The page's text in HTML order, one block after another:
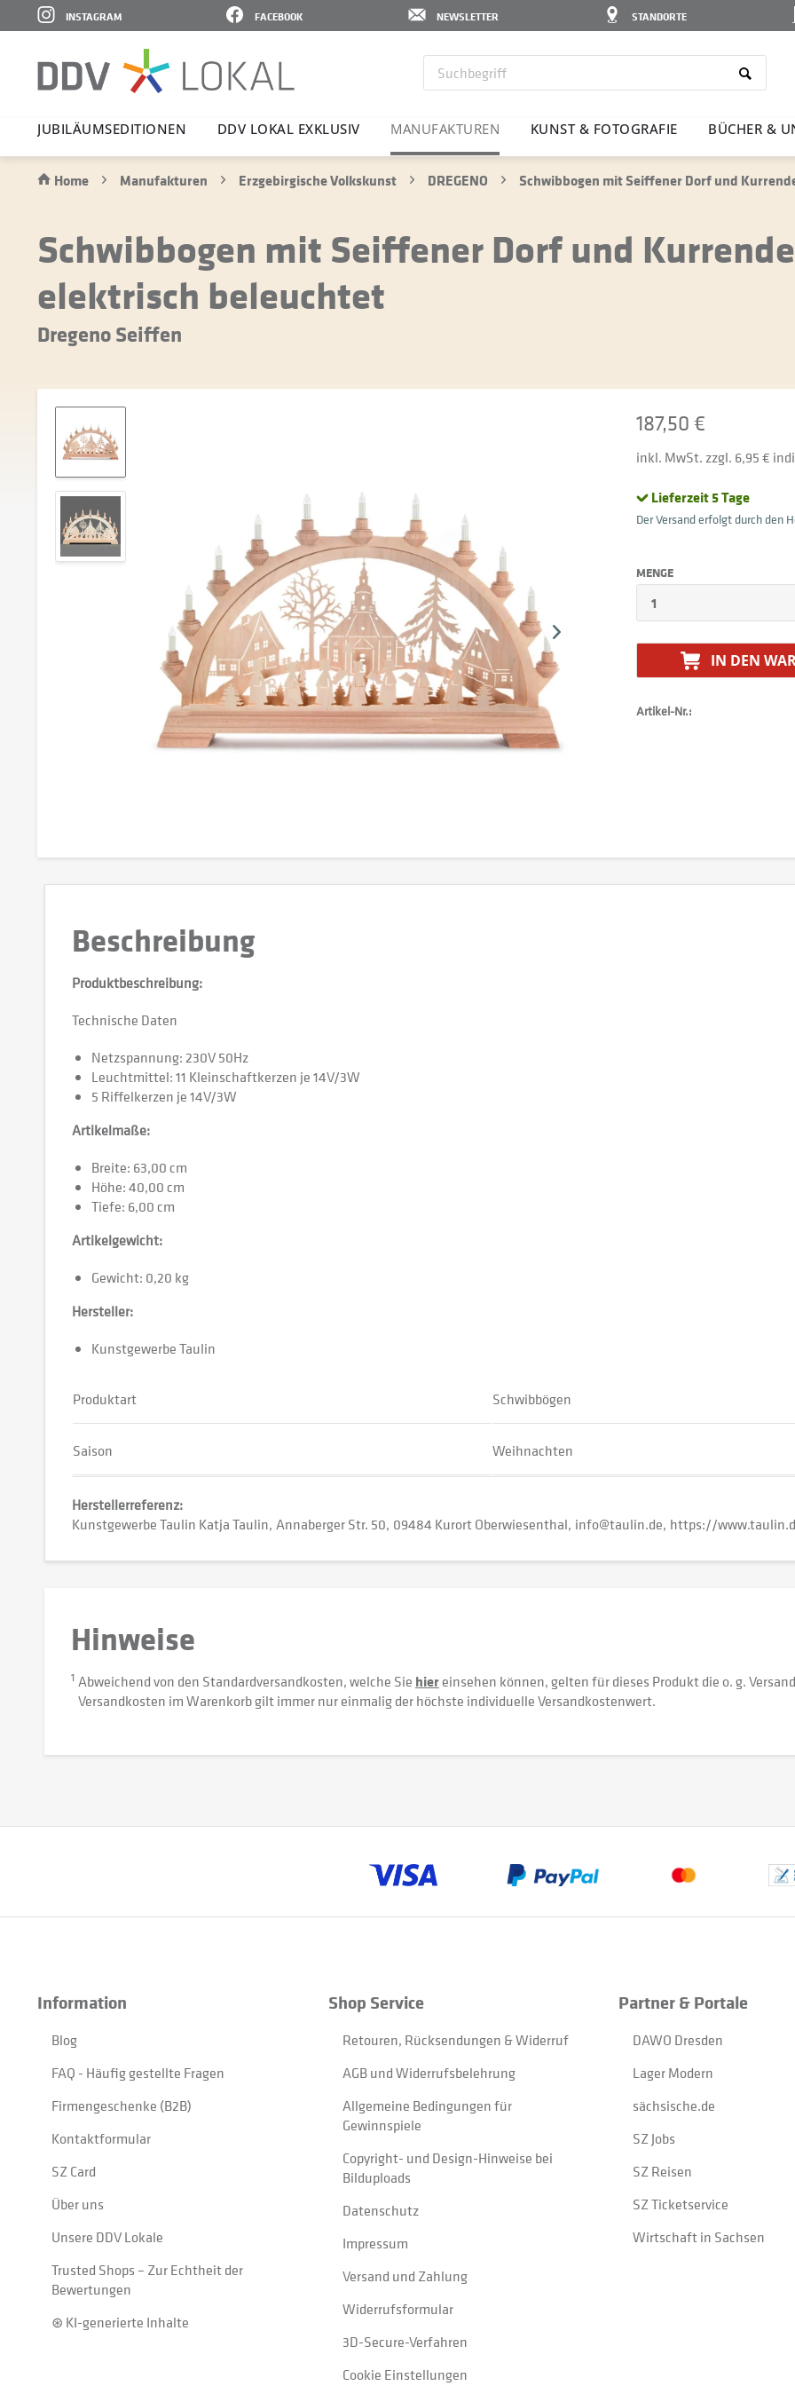
STANDORTE
NEWSLETTER
FACEBOOK
INSTAGRAM
JUBI­LÄ­UMS­E­DI­TIONEN DDV LOKAL EXKLUSIV MANU­FAK­TUREN KUNST & FOTO­GRAFIE BÜCHER &
Home Manufakturen Erzgebirgische Volkskunst DREGENO Schwibbogen mit Seiffener Dorf und
Schwibbogen mit Seiffener Dorf und
elektrisch beleuchtet
Dregeno Seiffen
187,50 €
inkl. MwSt. zzgl. 6,95 €
Lieferzeit 5 Tage
Der Versand erfolgt durch den
MENGE
IN DEN
Artikel-Nr.:
Beschreibung
Produktbeschreibung:
Technische Daten
Netzspannung: 230V 50Hz
Leuchtmittel: 11 Kleinschaftkerzen je 14V/3W
5 Riffelkerzen je 14V/3W
Artikelmaße:
Breite: 63,00 cm
Höhe: 40,00 cm
Tiefe: 6,00 cm
Artikelgewicht:
Gewicht: 0,20 kg
Hersteller:
Kunstgewerbe Taulin
Produktart Schwibbögen
Saison Weihnachten
Herstellerreferenz:
Kunstgewerbe Taulin Katja Taulin Annaberger Str. 50 09484 Kurort Oberwiesenthal info@taulin.de https://
Hinweise
1 Abweichend von den Standardversandkosten, welche Sie hiereinsehen können, gelten für dieses Produkt die o. g.
Versandkosten im Warenkorb gilt immer nur einmalig der höchste individuelle Versandkostenwert.
Information
Blog
FAQ - Häufig gestellte Fragen
Firmengeschenke (B2B)
Kontaktformular
SZ Card
Über uns
Unsere DDV Lokale
Trusted Shops – Zur Echtheit der
Bewertungen
⊛ KI-generierte Inhalte
Shop Service
Retouren, Rücksendungen & Widerruf
AGB und Widerrufsbelehrung
Allgemeine Bedingungen für
Gewinnspiele
Copyright- und Design-Hinweise bei
Bilduploads
Datenschutz
Impressum
Versand und Zahlung
Widerrufsformular
3D-Secure-Verfahren
Cookie Einstellungen
Partner & Portale
DAWO Dresden
Lager Modern
sächsische.de
SZ Jobs
SZ Reisen
SZ Ticketservice
Wirtschaft in Sachsen